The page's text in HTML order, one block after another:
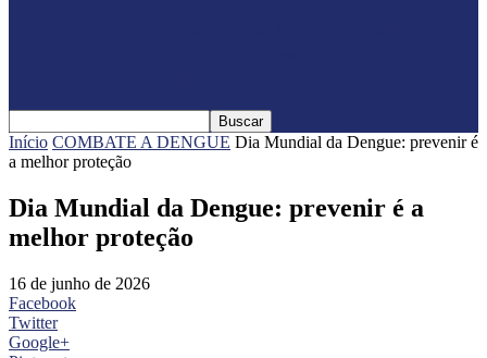
Início COMBATE A DENGUE Dia Mundial da Dengue: prevenir é
a melhor proteção
Dia Mundial da Dengue: prevenir é a
melhor proteção
16 de junho de 2026
Facebook
Twitter
Google+